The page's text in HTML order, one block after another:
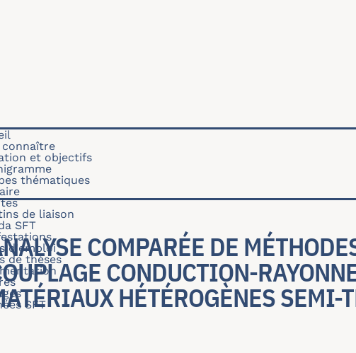
principale
connaître
et objectifs
thématiques
de liaison
SFT
d'emploi
de thèses
SFT
COMPARÉE DE
CONDUCTION-
HÉTÉROGÈNES SEMI-